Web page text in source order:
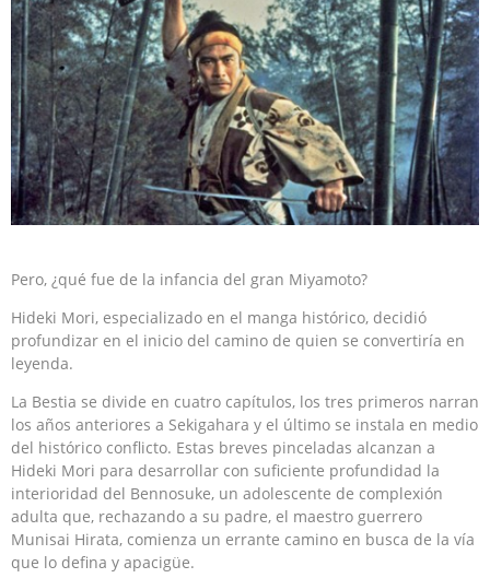
Pero, ¿qué fue de la infancia del gran Miyamoto?
Hideki Mori, especializado en el manga histórico, decidió
profundizar en el inicio del camino de quien se convertiría en
leyenda.
La Bestia se divide en cuatro capítulos, los tres primeros narran
los años anteriores a Sekigahara y el último se instala en medio
del histórico conflicto. Estas breves pinceladas alcanzan a
Hideki Mori para desarrollar con suficiente profundidad la
interioridad del Bennosuke, un adolescente de complexión
adulta que, rechazando a su padre, el maestro guerrero
Munisai Hirata, comienza un errante camino en busca de la vía
que lo defina y apacigüe.